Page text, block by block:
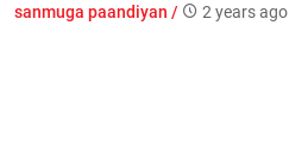
sanmuga paandiyan / 2 years ago